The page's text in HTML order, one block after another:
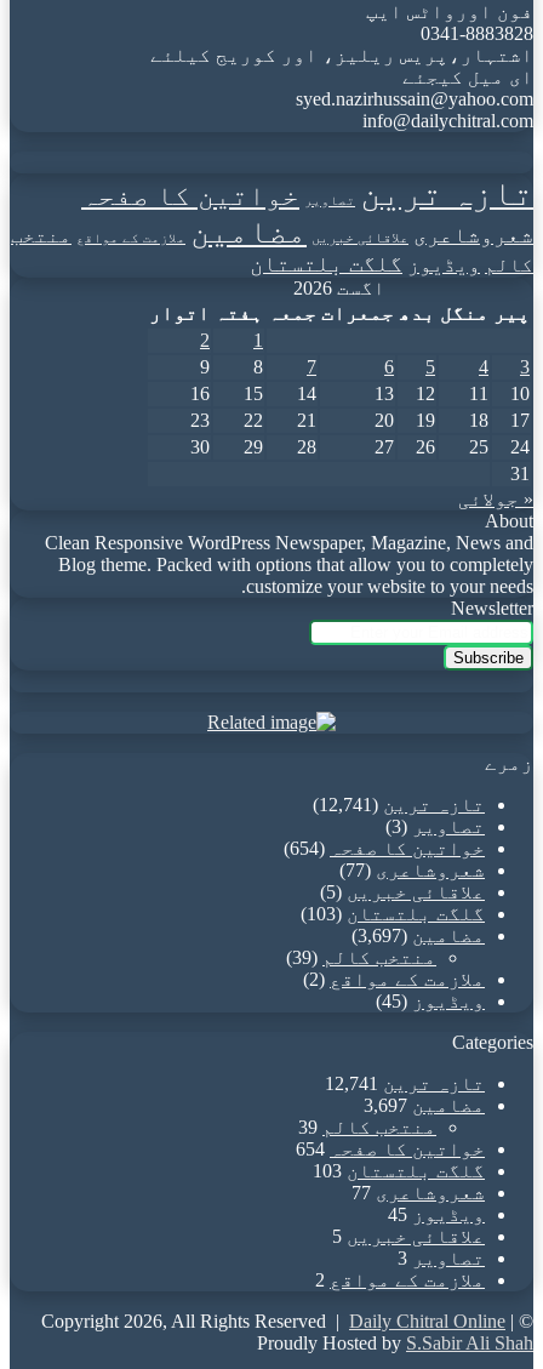
فون اورواٹس ایپ
0341-8883828
اشتہار،پریس ریلیز، اور کوریج کیلئے
ای میل کیجئے
syed.nazirhussain@yahoo.com
info@dailychitral.com
تازہ ترین تصاویر خواتین کا صفحہ
شعروشاعری علاقائی خبریں مضامین ملازمت کے مواقع
منتخب
کالم ویڈیوز گلگت بلتستان
اگست 2026
پیر
منگل بدھ جمعرات جمعہ ہفتہ
اتوار
1
2
3
4
5
6
7
8
9
10
11
12
13
14
15
16
17
18
19
20
21
22
23
24
25
26
27
28
29
30
31
« جولائی
About
Clean Responsive WordPress Newspaper, Magazine, News and
Blog theme. Packed with options that allow you to completely
customize your website to your needs.
Newsletter
Enter
your
Email
زمرے
تازہ ترین (12,741)
تصاویر (3)
خواتین کا صفحہ
(654)
شعروشاعری (77)
علاقائی خبریں (5)
گلگت بلتستان (103)
مضامین (3,697)
منتخب کالم (39)
ملازمت کے مواقع (2)
ویڈیوز (45)
Categories
تازہ ترین 12,741
مضامین 3,697
منتخب کالم 39
خواتین کا صفحہ
654
گلگت بلتستان 103
شعروشاعری 77
ویڈیوز 45
علاقائی خبریں 5
تصاویر 3
ملازمت کے مواقع 2
© Copyright 2026, All Rights Reserved |
Daily Chitral Online |
Proudly Hosted by S.Sabir Ali Shah